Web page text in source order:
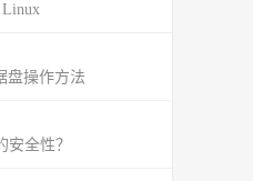
Linux
盘操作方法
全性？